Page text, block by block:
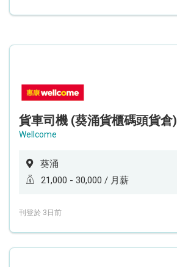
貨車司機 (葵涌貨櫃碼頭貨倉)
Wellcome
葵涌
21,000 - 30,000 / 月薪
刊登於 3日前